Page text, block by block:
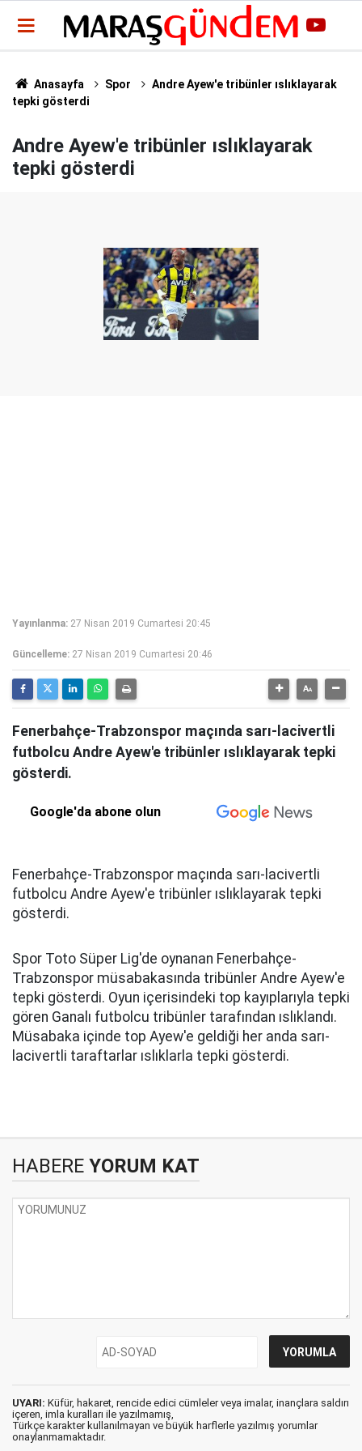
Anasayfa Spor
Andre Ayew'e tribünler ıslıklayarak
tepki gösterdi
Andre Ayew'e tribünler ıslıklayarak
tepki gösterdi
Yayınlanma: 27 Nisan 2019 Cumartesi 20:45
Güncelleme: 27 Nisan 2019 Cumartesi 20:46
Fenerbahçe-Trabzonspor maçında sarı-lacivertli
futbolcu Andre Ayew'e tribünler ıslıklayarak tepki
gösterdi.
Google'da abone olun
Fenerbahçe-Trabzonspor maçında sarı-lacivertli
futbolcu Andre Ayew'e tribünler ıslıklayarak tepki
gösterdi.
Spor Toto Süper Lig'de oynanan Fenerbahçe-
Trabzonspor müsabakasında tribünler Andre Ayew'e
tepki gösterdi. Oyun içerisindeki top kayıplarıyla tepki
gören Ganalı futbolcu tribünler tarafından ıslıklandı.
Müsabaka içinde top Ayew'e geldiği her anda sarı-
lacivertli taraftarlar ıslıklarla tepki gösterdi.
HABERE YORUM KAT
UYARI: Küfür, hakaret, rencide edici cümleler veya imalar, inançlara saldırı
içeren, imla kuralları ile yazılmamış,
Türkçe karakter kullanılmayan ve büyük harflerle yazılmış yorumlar
onaylanmamaktadır.